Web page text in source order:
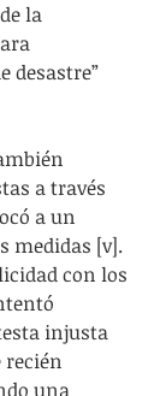
la
desastre”
a través
a un
medidas [v].
con los
injusta
recién
una